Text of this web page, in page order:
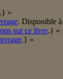
»
. Disponible
sur ce livre.} »
.} »